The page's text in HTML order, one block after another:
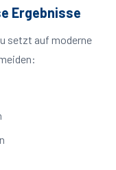
Ergebnisse
setzt auf moderne